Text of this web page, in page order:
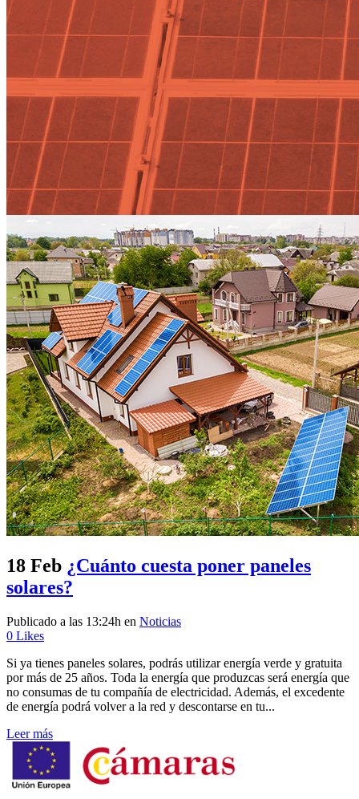
precio Tag
18 Feb ¿Cuánto cuesta poner paneles
solares?
Publicado a las 13:24h en Noticias
0 Likes
Si ya tienes paneles solares, podrás utilizar energía verde y gratuita
por más de 25 años. Toda la energía que produzcas será energía que
no consumas de tu compañía de electricidad. Además, el excedente
de energía podrá volver a la red y descontarse en tu...
Leer más